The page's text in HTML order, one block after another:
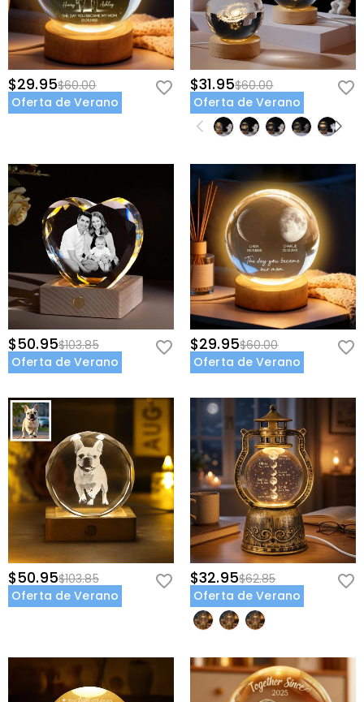
$29.95$60.00
Oferta de Verano
$31.95$60.00
Oferta de Verano
$50.95$103.85
Oferta de Verano
$29.95$60.00
Oferta de Verano
$50.95$103.85
Oferta de Verano
$32.95$62.85
Oferta de Verano